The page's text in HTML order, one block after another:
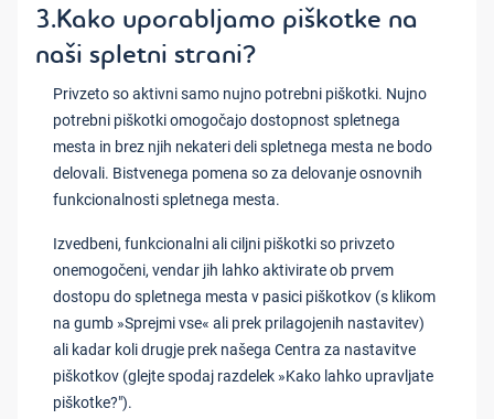
3.Kako uporabljamo piškotke na
naši spletni strani?
Privzeto so aktivni samo nujno potrebni piškotki. Nujno
potrebni piškotki omogočajo dostopnost spletnega
mesta in brez njih nekateri deli spletnega mesta ne bodo
delovali. Bistvenega pomena so za delovanje osnovnih
funkcionalnosti spletnega mesta.
Izvedbeni, funkcionalni ali ciljni piškotki so privzeto
onemogočeni, vendar jih lahko aktivirate ob prvem
dostopu do spletnega mesta v pasici piškotkov (s klikom
na gumb »Sprejmi vse« ali prek prilagojenih nastavitev)
ali kadar koli drugje prek našega Centra za nastavitve
piškotkov (glejte spodaj razdelek »Kako lahko upravljate
piškotke?").